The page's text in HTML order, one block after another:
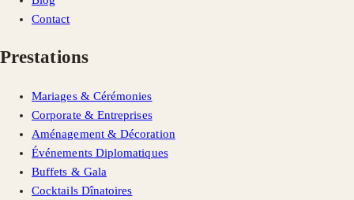
Contact
Prestations
Mariages & Cérémonies
Corporate & Entreprises
Aménagement & Décoration
Événements Diplomatiques
Buffets & Gala
Cocktails Dînatoires